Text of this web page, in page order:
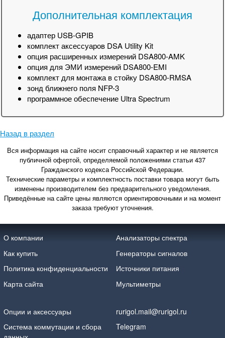
Дополнительная комплектация
адаптер USB-GPIB
комплект аксессуаров DSA Utility Kit
опция расширенных измерений DSA800-AMK
опция для ЭМИ измерений DSA800-EMI
комплект для монтажа в стойку DSA800-RMSA
зонд ближнего поля NFP-3
программное обеспечение Ultra Spectrum
Назад в раздел
Вся информация на сайте носит справочный характер и не является
публичной офертой, определяемой положениями статьи 437
Гражданского кодекса Российской Федерации.
Технические параметры и комплектность поставки товара могут быть
изменены производителем без предварительного уведомления.
Приведённые на сайте цены являются ориентировочными и на момент
заказа требуют уточнения.
О компании
Как купить
Политика конфиденциальности
Карта сайта
Анализаторы спектра
Генераторы сигналов
Источники питания
Мультиметры
Опции и аксессуары
Система коммутации и сбора
rurigol.mail@rurigol.ru
Telegram